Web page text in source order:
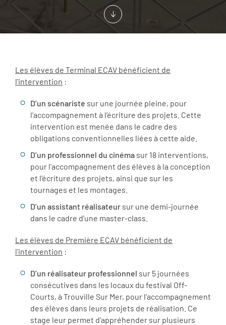
Les élèves de Terminal ECAV bénéficient de
l'intervention :
D’un scénariste sur une journée pleine, pour
l’accompagnement à l’écriture des projets. Cette
intervention est menée dans le cadre des
obligations conventionnelles liées à cette aide.
D’un professionnel du cinéma sur 18 interventions,
pour l’accompagnement des élèves à la conception
et l'écriture des projets, ainsi que sur les
tournages et les montages.
D’un assistant réalisateur sur une demi-journée
dans le cadre d’une master-class.
Les élèves de Première ECAV bénéficient de
l'intervention :
D’un réalisateur professionnel sur 5 journées
consécutives dans les locaux du festival Off-
Courts, à Trouville Sur Mer, pour l’accompagnement
des élèves dans leurs projets de réalisation. Ce
stage leur permet d’appréhender sur plusieurs